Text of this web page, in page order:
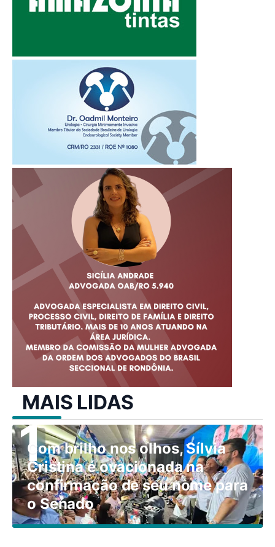
MAIS LIDAS
Com brilho nos olhos, Sílvia
Cristina é ovacionada na
confirmação de seu nome para
o Senado